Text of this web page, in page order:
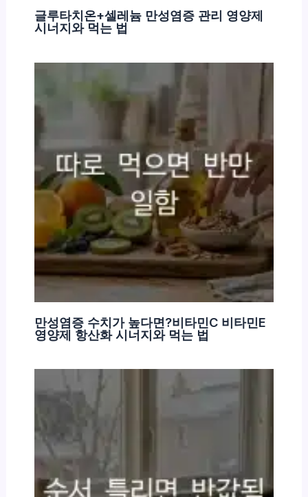
글루타치온+셀레늄 만성염증 관리 영양제
시너지와 먹는 법
만성염증 수치가 높다면?비타민C 비타민E
영양제 항산화 시너지와 먹는 법